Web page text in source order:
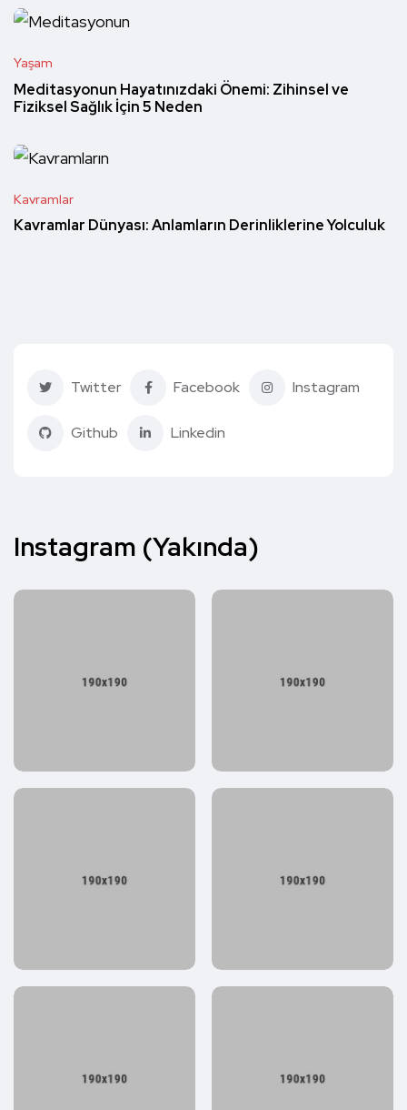
Yaşam
Meditasyonun Hayatınızdaki Önemi: Zihinsel ve
Fiziksel Sağlık İçin 5 Neden
Kavramlar
Kavramlar Dünyası: Anlamların Derinliklerine Yolculuk
Twitter Facebook Instagram
Github Linkedin
Instagram (Yakında)